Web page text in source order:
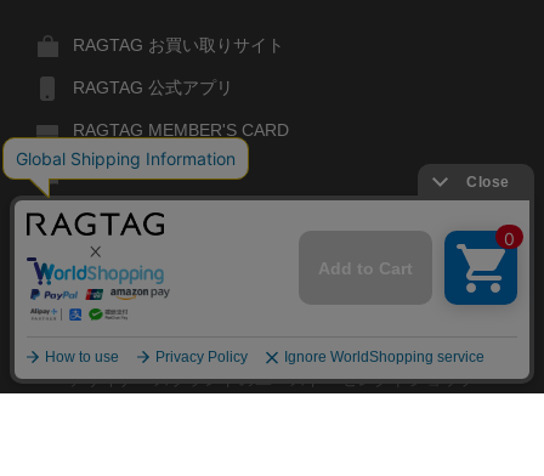
RAGTAG お買い取りサイト
RAGTAG 公式アプリ
RAGTAG MEMBER'S CARD
RAGTAG MAGAZINE
RAGTAG Global
RAGTAG
デザイナーズブランドのユーズド・セレクトショップ